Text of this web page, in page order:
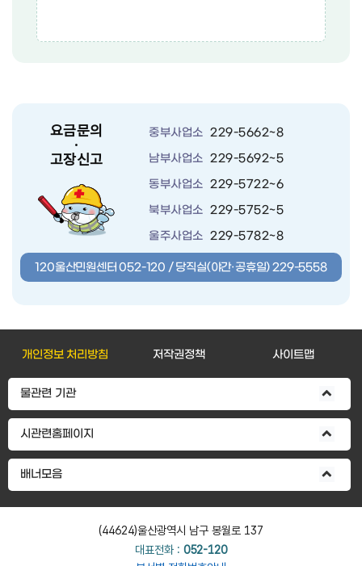
요금문의
·
고장신고
중부사업소 229-5662~8
남부사업소 229-5692~5
동부사업소 229-5722~6
북부사업소 229-5752~5
울주사업소 229-5782~8
120울산민원센터052-120 / 당직실(야간·공휴일)229-5558
개인정보 처리방침 저작권정책 사이트맵
물관련 기관
시관련홈페이지
배너모음
(44624)울산광역시 남구 봉월로 137
대표전화 : 052-120